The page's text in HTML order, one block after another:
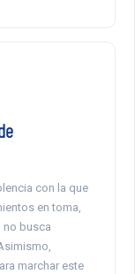
con la que
en toma,
no busca
marchar este